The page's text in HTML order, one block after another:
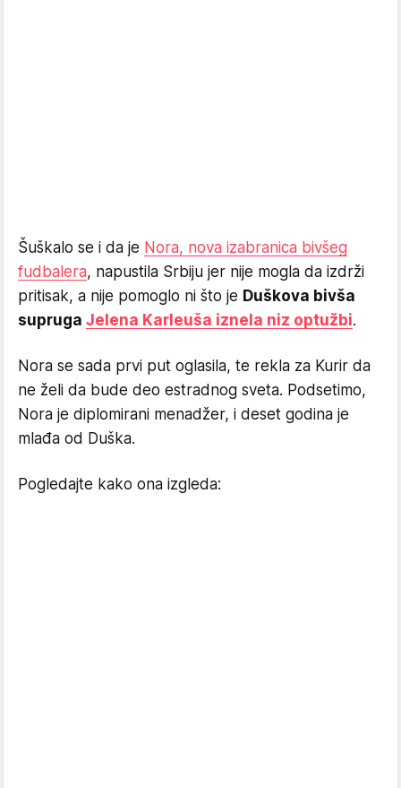
Šuškalo se i da je Nora, nova izabranica bivšeg
fudbalera, napustila Srbiju jer nije mogla da izdrži
pritisak, a nije pomoglo ni što je Duškova bivša
supruga Jelena Karleuša iznela niz optužbi.
Nora se sada prvi put oglasila, te rekla za Kurir da
ne želi da bude deo estradnog sveta. Podsetimo,
Nora je diplomirani menadžer, i deset godina je
mlađa od Duška.
Pogledajte kako ona izgleda: